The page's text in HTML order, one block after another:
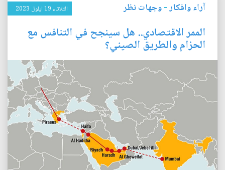
آراء وافكار-وجهات نظر الثلاثاء 19 ايلول 2023
الممر الاقتصادي.. هل سينجح في التنافس مع
الحزام والطريق الصيني؟